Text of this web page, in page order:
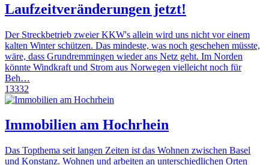
Laufzeitveränderungen jetzt!
Der Streckbetrieb zweier KKW's allein wird uns nicht vor einem
kalten Winter schützen. Das mindeste, was noch geschehen müsste,
wäre, dass Grundremmingen wieder ans Netz geht. Im Norden
könnte Windkraft und Strom aus Norwegen vielleicht noch für
Beh…
13332
Immobilien am Hochrhein
Das Topthema seit langen Zeiten ist das Wohnen zwischen Basel
und Konstanz. Wohnen und arbeiten an unterschiedlichen Orten